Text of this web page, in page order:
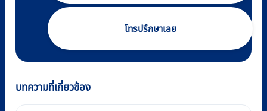
โทรปรึกษาเลย
บทความที่เกี่ยวข้อง